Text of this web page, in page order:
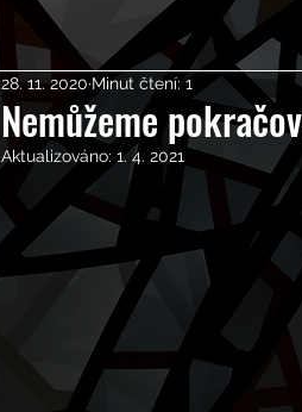
Nemůžeme
28. 11. 2020 Minut čtení: 1
Aktualizováno: 1. 4. 2021